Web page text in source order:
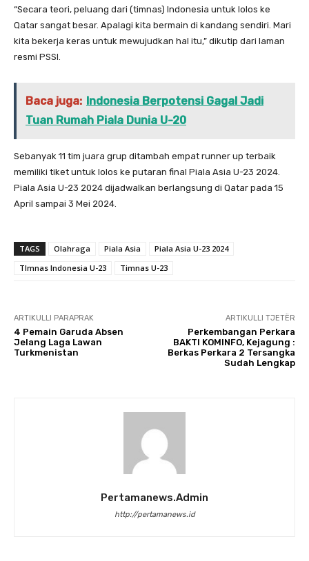
“Secara teori, peluang dari (timnas) Indonesia untuk lolos ke
Qatar sangat besar. Apalagi kita bermain di kandang sendiri. Mari
kita bekerja keras untuk mewujudkan hal itu,” dikutip dari laman
resmi PSSI.
Baca juga: Indonesia Berpotensi Gagal Jadi
Tuan Rumah Piala Dunia U-20
Sebanyak 11 tim juara grup ditambah empat runner up terbaik
memiliki tiket untuk lolos ke putaran final Piala Asia U-23 2024.
Piala Asia U-23 2024 dijadwalkan berlangsung di Qatar pada 15
April sampai 3 Mei 2024.
TAGS Olahraga Piala Asia
Piala Asia U-23 2024
TImnas Indonesia U-23
Timnas U-23
ARTIKULLI PARAPRAK
4 Pemain Garuda Absen
Jelang Laga Lawan
Turkmenistan
ARTIKULLI TJETËR
Perkembangan Perkara
BAKTI KOMINFO, Kejagung :
Berkas Perkara 2 Tersangka
Sudah Lengkap
Pertamanews.admin
http://pertamanews.id